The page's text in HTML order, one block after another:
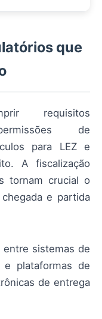
que
requisitos
de
para LEZ e
A fiscalização
tornam crucial o
e partida
sistemas de
plataformas de
de entrega